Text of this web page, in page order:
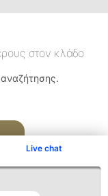
Live chat
στον κλάδο